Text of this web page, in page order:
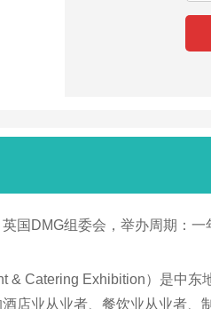
国DMG组委会，举办周期：
Catering Exhibition）是中东
业从业者、餐饮业从业者、